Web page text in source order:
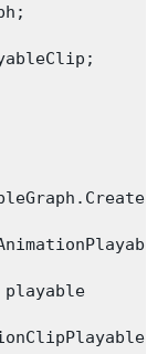
playable